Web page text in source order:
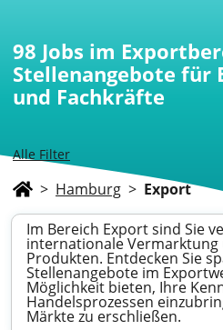
Alle Filter
98 Jobs im
Stellenangebote für
und Fachkräfte
> Hamburg > Export
Im Bereich Export sind Sie
internationale Vermarktung
Produkten. Entdecken Sie
Stellenangebote im
Möglichkeit bieten, Ihre
Handelsprozessen
Märkte zu erschließen.